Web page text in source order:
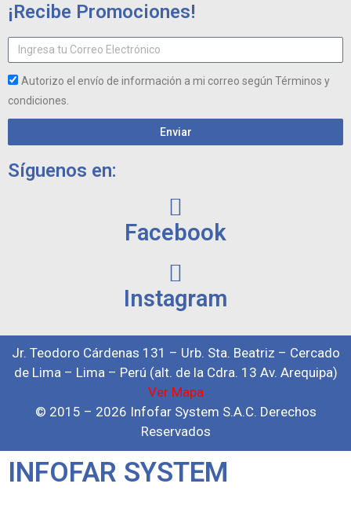
¡Recibe Promociones!
Autorizo el envío de información a mi correo según Términos y
condiciones.
Enviar
Síguenos en:
Facebook
Instagram
Jr. Teodoro Cárdenas 131 – Urb. Sta. Beatriz – Cercado
de Lima – Lima – Perú (alt. de la Cdra. 13 Av. Arequipa)
Ver Mapa
© 2015 – 2026 Infofar System S.A.C. Derechos
Reservados
INFOFAR SYSTEM